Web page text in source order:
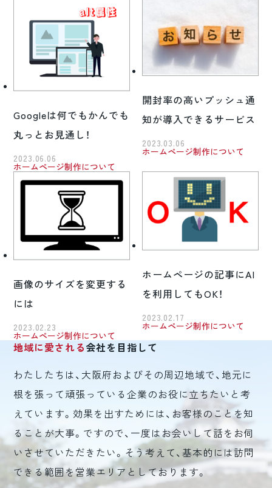
Googleは何でもかんでも
丸っとお見通し！
2023.06.06
ホームページ制作について
開封率の高いプッシュ通
知が導入できるサービス
2023.03.06
ホームページ制作について
画像のサイズを変更する
には
2023.02.23
ホームページ制作について
ホームページの記事にAI
を利用してもOK！
2023.02.17
ホームページ制作について
地域に愛される会社を目指して
わたしたちは、大阪府およびその周辺地域で、地元に
根を張って頑張っている企業のお役に立ちたいと考
えています。効果を出すためには、お客様のことを知
ることが大事。ですので、一度はお会いして話をお伺
いさせていただきたい。そう考えて、基本的には訪問
できる範囲を営業エリアとしております。